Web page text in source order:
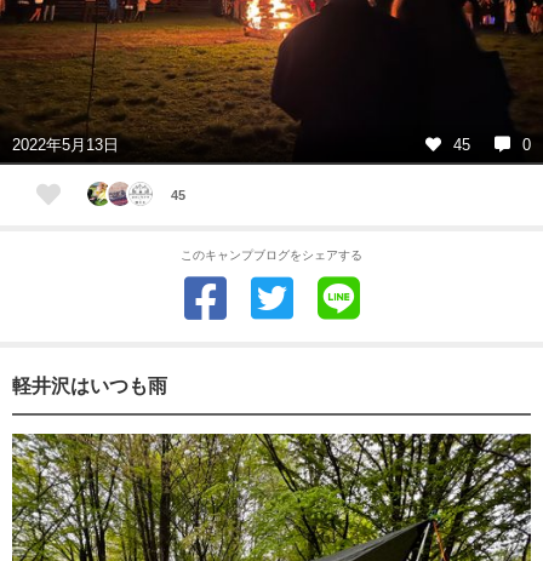
2022年5月13日 45 0
45
このキャンプブログをシェアする
軽井沢はいつも雨